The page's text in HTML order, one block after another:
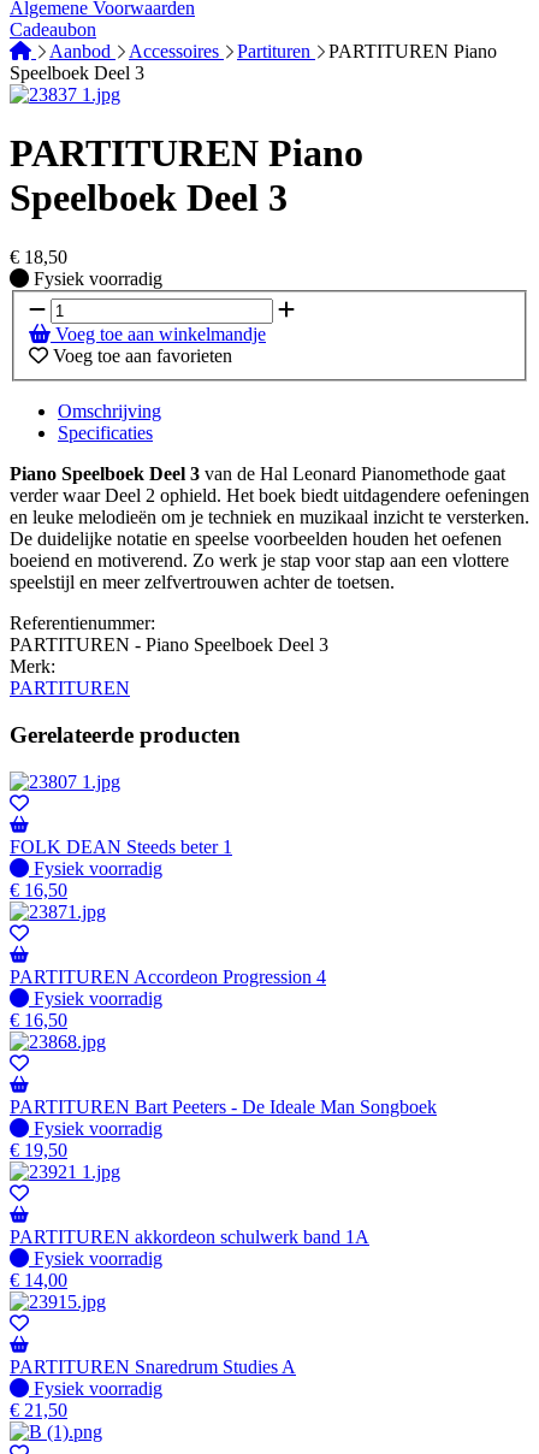
Algemene Voorwaarden
Cadeaubon
Aanbod
Accessoires Partituren
PARTITUREN Piano
Speelboek Deel 3
PARTITUREN Piano
Speelboek Deel 3
€ 18,50
Fysiek voorradig
Fysiek voorradig
Voeg toe aan winkelmandje
Voeg toe aan favorieten
Omschrijving
Specificaties
Piano Speelboek Deel 3 van de Hal Leonard Pianomethode gaat
verder waar Deel 2 ophield. Het boek biedt uitdagendere oefeningen
en leuke melodieën om je techniek en muzikaal inzicht te versterken.
De duidelijke notatie en speelse voorbeelden houden het oefenen
boeiend en motiverend. Zo werk je stap voor stap aan een vlottere
speelstijl en meer zelfvertrouwen achter de toetsen.
Referentienummer:
PARTITUREN - Piano Speelboek Deel 3
Merk:
PARTITUREN
Gerelateerde producten
FOLK DEAN Steeds beter 1
Fysiek voorradig
Fysiek voorradig
€ 16,50
PARTITUREN Accordeon Progression 4
Fysiek voorradig
Fysiek voorradig
€ 16,50
PARTITUREN Bart Peeters - De Ideale Man Songboek
Fysiek voorradig
Fysiek voorradig
€ 19,50
PARTITUREN akkordeon schulwerk band 1A
Fysiek voorradig
Fysiek voorradig
€ 14,00
PARTITUREN Snaredrum Studies A
Fysiek voorradig
Fysiek voorradig
€ 21,50